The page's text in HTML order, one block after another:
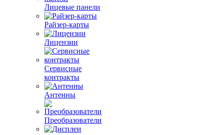
Лицевые панели
Райзер-карты
Лицензии
Сервисные
контракты
Антенны
Преобразователи